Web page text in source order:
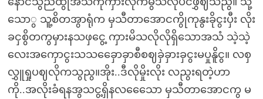
သောွ သူ့စိတအွာရုံက မှသီတာအောငကွိုကုနွးခိုငွးပှီး လိုး
ခငှစွိတကွမှားနသဖှငွေ့ ကှားမိသလိုလိုရှိသောအသံ သဲ့သဲ့
လေးအကှောငွးသသခှေောခှာစီစဈခှဲခှားခှငွးမပှုနိူငွ။ လစှ
လွှူရှုပဈလိုကသွညွ။အိုး..ဒီလိုမှိုးလိုး လညွးရတဲ့ဟာ
ကို..အလိုးခံရနအွသငွ့ရှိနလသေေော မှသီတာအောငကွ မ